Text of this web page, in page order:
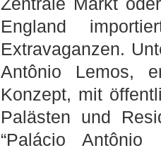
England
Extravaganzen.
Antônio Lemos,
Konzept, mit
Palästen und
“Palácio